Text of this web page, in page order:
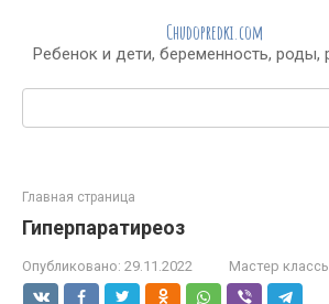
контенту
Chudopredki.com
Ребенок и дети, беременность, роды,
Поиск:
Главная страница
Гиперпаратиреоз
Опубликовано: 29.11.2022 Мастер